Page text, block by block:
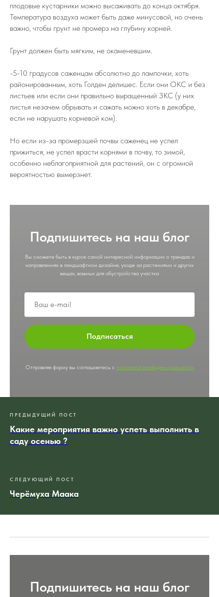
плодовые кустарники можно высаживать до конца октября.
Температура воздуха может быть даже минусовой, но очень
важно, чтобы грунт не промерз на глубину корней.
Грунт должен быть мягким, не окаменевшим.
-5-10 градусов саженцам абсолютно до лампочки, хоть
районированным, хоть Голден делишес. Если они ОКС и без
листьев или если они правильно выращенный ЗКС (у них
листья незачем обрывать и сажать можно хоть в декабре,
если не нарушать корневой ком).
Но если из-за промерзшей почвы саженец не успел
прижиться, не успел врасти корнями в почву, то зимой,
особенно неблагоприятной для растений, он с огромной
вероятностью вымерзнет.
Подпишитесь на наш блог
Вы сможете быть в курсе самой интересной информации о трендах и
направлениях в ландшафтном дизайне, уходе за растениями и других
вещах, важных для обустройства участка
Подписаться
Отправляя форму вы соглашаетесь с политикой конфиденциальности
ПРЕДЫДУЩИЙ ПОСТ
Какие мероприятия важно успеть выполнить в
саду осенью ?
СЛЕДУЮЩИЙ ПОСТ
Черёмуха Маака
Подпишитесь на наш блог